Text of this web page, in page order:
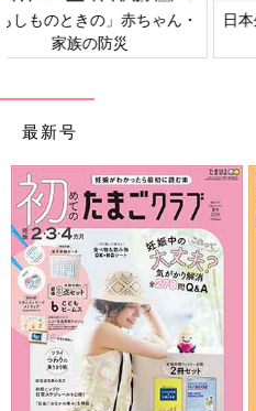
日本外来小児科学会リーフレッ
ト検討会
最新号